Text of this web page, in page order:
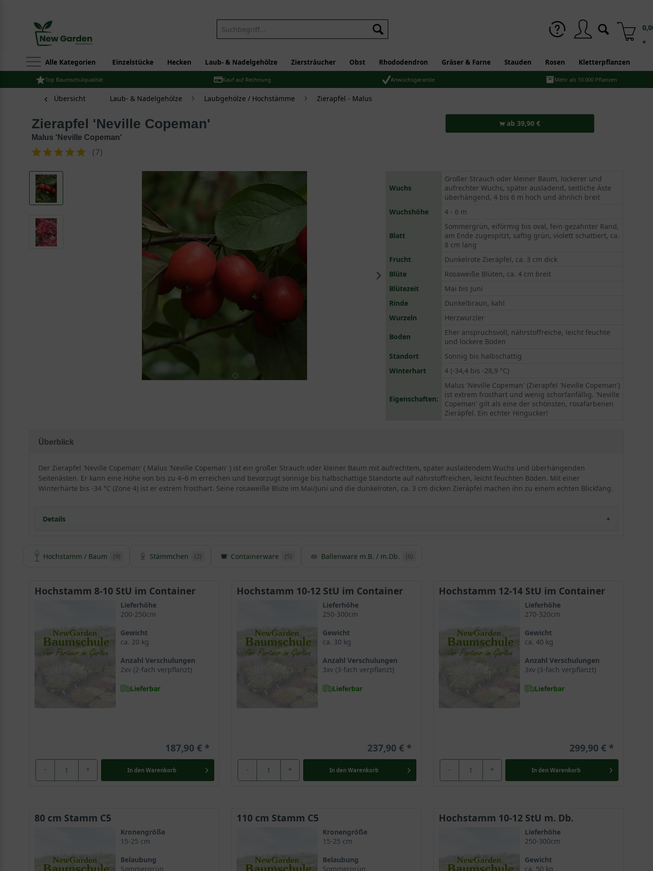
*
Alle Kategorien Einzelstücke Hecken Laub- & Nadelgehölze Ziersträucher Obst Rhododendron Gräser & Farne Stauden Rosen Kletterpflanzen
Top Baumschulqualität Kauf auf Rechnung Anwuchsgarantie Mehr als 10.000 Pflanzen
Übersicht Laub- & Nadelgehölze Laubgehölze / Hochstämme Zierapfel - Malus
Zierapfel 'Neville Copeman'
Malus 'Neville Copeman'
(7)
ab 39,90 €
Wuchs
Großer Strauch oder kleiner Baum, lockerer und
aufrechter Wuchs, später ausladend, seitliche Äste
überhängend, 4 bis 6 m hoch und ähnlich breit
Wuchshöhe
4 - 6 m
Blatt
Sommergrün, eiförmig bis oval, fein gezahnter Rand,
am Ende zugespitzt, saftig grün, violett schattiert, ca.
8 cm lang
Frucht
Dunkelrote Zieräpfel, ca. 3 cm dick
Blüte
Rosaweiße Blüten, ca. 4 cm breit
Blütezeit
Mai bis Juni
Rinde
Dunkelbraun, kahl
Wurzeln
Herzwurzler
Boden
Eher anspruchsvoll, nährstoffreiche, leicht feuchte
und lockere Böden
Standort
Sonnig bis halbschattig
Winterhart
4 (-34,4 bis -28,9 °C)
Eigenschaften:
Malus 'Neville Copeman' (Zierapfel 'Neville Copeman')
ist extrem frosthart und wenig schorfanfällig. 'Neville
Copeman' gilt als eine der schönsten, rosafarbenen
Zieräpfel. Ein echter Hingucker!
Überblick
Der Zierapfel 'Neville Copeman' ( Malus 'Neville Copeman' ) ist ein großer Strauch oder kleiner Baum mit aufrechtem, später ausladendem Wuchs und überhängenden
Seitenästen. Er kann eine Höhe von bis zu 4–6 m erreichen und bevorzugt sonnige bis halbschattige Standorte auf nährstoffreichen, leicht feuchten Böden. Mit einer
Winterhärte bis -34 °C (Zone 4) ist er extrem frosthart. Seine rosaweiße Blüte im Mai/Juni und die dunkelroten, ca. 3 cm dicken Zieräpfel machen ihn zu einem echten Blickfang.
Details
Herkunft und Besonderheit des Zierapfels ’Neville Copeman‘
obgleich sie dann mit einer charismatischen Ausstrahlung erfreut und einen malerischen Anblick beschert. Eine rosaweiße Blüte und eine strahlend rote Frucht machen
Malus ’Neville Copeman‘ entstand als Zufallssämling aus der sehr populären SorteMalus ’Eleyi‘und begeistert gleichermaßen. Insgesamt bietet der Baumschulmarkt
mittlerweile eine Auswahl bestehend aus circa 500 Zierapfelzüchtungen, die sich in der Endhöhe sowie der Blatt- und Blütenfarbe unterscheiden. Sie alle verwöhnen aber mit
einer wunderschönen Optik und verschönern den Garten mit ihrer charismatischen Erscheinung.
Der Malus ist in Europa sehr beliebt
Der Zierapfel stammt ursprünglich aus Ostasien, Südeuropa und aus Nordamerika, wo er sehr verbreitet ist. Er gehört zur Familie der Rosengewächse und der Gattung Malus,
Malus ’Neville Copeman‘ wird 4 bis 6m hoch
Der Malus ‘Neville Copeman‘ präsentiert sich mit einem formschönen, breiten Wuchs. Der kleine Baum oder Großstrauch erreicht ausgewachsen eine Endhöhe von vier bis
Dezenter Stamm schimmert gräulich-braun
gezeichnet und bietet einen schönen Anblick im Zusammenspiel mit dem strahlenden Blattwerk.
Hochstamm / Baum (9) Stämmchen (2) Containerware (5) Ballenware m.B. / m.Db. (6)
Hochstamm 8-10 StU im Container
Lieferhöhe
200-250cm
Gewicht
ca. 20 kg
Anzahl Verschulungen
2xv (2-fach verpflanzt)
Lieferbar
187,90 €
- + In den Warenkorb
Hochstamm 10-12 StU im Container
Lieferhöhe
250-300cm
Gewicht
ca. 30 kg
Anzahl Verschulungen
3xv (3-fach verpflanzt)
Lieferbar
237,90 €
- + In den Warenkorb
Hochstamm 12-14 StU im Container
Lieferhöhe
270-320cm
Gewicht
ca. 40 kg
Anzahl Verschulungen
3xv (3-fach verpflanzt)
Lieferbar
299,90 €
- + In den Warenkorb
80 cm Stamm C5
Kronengröße
15-25 cm
Belaubung
Sommergrün
110 cm Stamm C5
Kronengröße
15-25 cm
Belaubung
Sommergrün
Hochstamm 10-12 StU m. Db.
Lieferhöhe
250-300cm
Gewicht
ca. 50 kg